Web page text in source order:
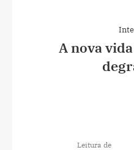
A nova
Leitura de